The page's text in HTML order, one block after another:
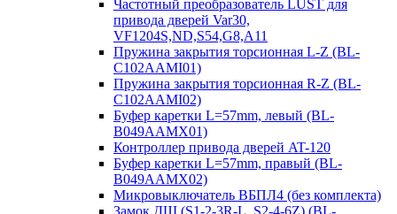
Частотный преобразователь LUST для
привода дверей Var30,
VF1204S,ND,S54,G8,A11
Пружина закрытия торсионная L-Z (BL-
C102AAMI01)
Пружина закрытия торсионная R-Z (BL-
C102AAMI02)
Буфер каретки L=57mm, левый (BL-
B049AAMX01)
Контроллер привода дверей AT-120
Буфер каретки L=57mm, правый (BL-
B049AAMX02)
Микровыключатель ВБПЛ4 (без комплекта)
Замок ДШ (S1-2-3R-L, S2-4-6Z) (BL-